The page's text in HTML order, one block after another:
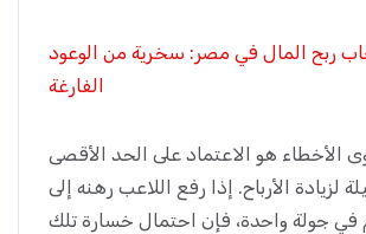
ربح المال في مصر: سخرية من الوعود
الفارغة
الأخطاء هو الاعتماد على الحد الأقصى
لزيادة الأرباح. إذا رفع اللاعب رهنه إلى
في جولة واحدة، فإن احتمال خسارة تلك